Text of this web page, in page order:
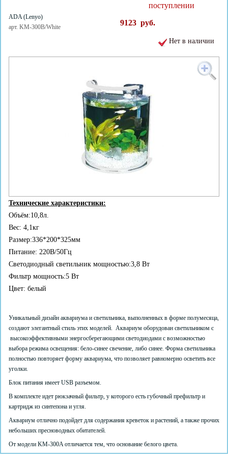
ADA (Lenyo)
арт. KM-300B/White
поступлении
9123 руб.
Нет в наличии
Технические характеристики:
Объём:10,8л.
Вес: 4,1кг
Размер:336*200*325мм
Питание: 220В/50Гц
Светодиодный светильник мощностью:3,8 Вт
Фильтр мощность:5 Вт
Цвет: белый
Уникальный дизайн аквариума и светильника, выполненных в форме полумесяца,
создают элегантный стиль этих моделей. Аквариум оборудован светильником с
высокоэффективными энергосберегающими светодиодами с возможностью
выбора режима освещения: бело-синее свечение, либо синее. Форма светильника
полностью повторяет форму аквариума, что позволяет равномерно осветить все
уголки.
Блок питания имеет USB разъемом.
В комплекте идет рюкзачный фильтр, у которого есть губочный префильтр и
картридж из синтепона и угля.
Аквариум отлично подойдет для содержания креветок и растений, а также прочих
небольших пресноводных обитателей.
От модели KM-300A отличается тем, что основание белого цвета.